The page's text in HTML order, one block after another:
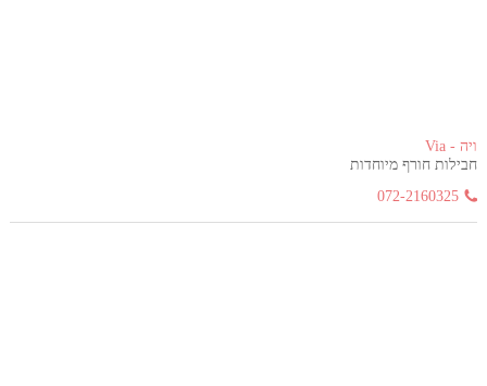
ויה - Via
חבילות חורף מיוחדות
072-2160325